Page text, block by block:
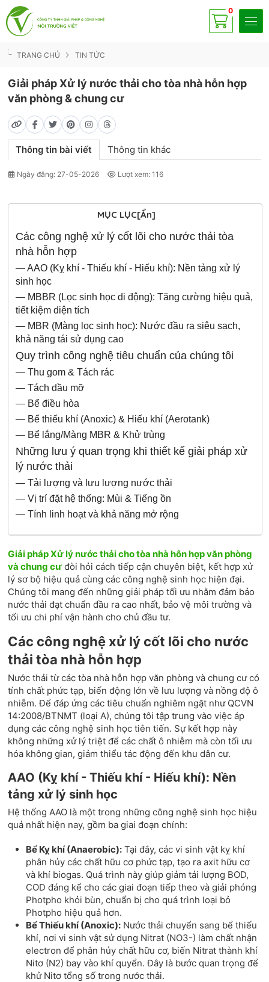
Có 0
sp
TRANG CHỦ TIN TỨC
Giải pháp Xử lý nước thải cho tòa nhà hỗn hợp
văn phòng & chung cư
Thông tin bài viết Thông tin khác
Ngày đăng: 27-05-2026 Lượt xem: 116
MỤC LỤC[Ẩn]
Các công nghệ xử lý cốt lõi cho nước thải tòa
nhà hỗn hợp
—AAO (Kỵ khí - Thiếu khí - Hiếu khí): Nền tảng xử lý
sinh học
— MBBR (Lọc sinh học di động): Tăng cường hiệu quả,
tiết kiệm diện tích
— MBR (Màng lọc sinh học): Nước đầu ra siêu sạch,
khả năng tái sử dụng cao
Quy trình công nghệ tiêu chuẩn của chúng tôi
—Thu gom & Tách rác
—Tách dầu mỡ
— Bể điều hòa
— Bể thiếu khí (Anoxic) & Hiếu khí (Aerotank)
— Bể lắng/Màng MBR & Khử trùng
Những lưu ý quan trọng khi thiết kế giải pháp xử
lý nước thải
—Tải lượng và lưu lượng nước thải
—Vị trí đặt hệ thống: Mùi & Tiếng ồn
—Tính linh hoạt và khả năng mở rộng
Giải pháp Xử lý nước thải cho tòa nhà hỗn hợp văn phòng
và chung cư đòi hỏi cách tiếp cận chuyên biệt, kết hợp xử
lý sơ bộ hiệu quả cùng các công nghệ sinh học hiện đại.
Chúng tôi mang đến những giải pháp tối ưu nhằm đảm bảo
nước thải đạt chuẩn đầu ra cao nhất, bảo vệ môi trường và
tối ưu chi phí vận hành cho chủ đầu tư.
Các công nghệ xử lý cốt lõi cho nước
thải tòa nhà hỗn hợp
Nước thải từ các tòa nhà hỗn hợp văn phòng và chung cư có
tính chất phức tạp, biến động lớn về lưu lượng và nồng độ ô
nhiễm. Để đáp ứng các tiêu chuẩn nghiêm ngặt như QCVN
14:2008/BTNMT (loại A), chúng tôi tập trung vào việc áp
dụng các công nghệ sinh học tiên tiến. Sự kết hợp này
không những xử lý triệt để các chất ô nhiễm mà còn tối ưu
hóa không gian, giảm thiểu tác động đến khu dân cư.
AAO (Kỵ khí - Thiếu khí - Hiếu khí): Nền
tảng xử lý sinh học
Hệ thống AAO là một trong những công nghệ sinh học hiệu
quả nhất hiện nay, gồm ba giai đoạn chính:
Bể Kỵ khí (Anaerobic): Tại đây, các vi sinh vật kỵ khí
phân hủy các chất hữu cơ phức tạp, tạo ra axit hữu cơ
và khí biogas. Quá trình này giúp giảm tải lượng BOD,
COD đáng kể cho các giai đoạn tiếp theo và giải phóng
Photpho khỏi bùn, chuẩn bị cho quá trình loại bỏ
Photpho hiệu quả hơn.
Bể Thiếu khí (Anoxic): Nước thải chuyển sang bể thiếu
khí, nơi vi sinh vật sử dụng Nitrat (NO3-) làm chất nhận
electron để phân hủy chất hữu cơ, biến Nitrat thành khí
Nitơ (N2) bay vào khí quyển. Đây là bước quan trọng để
khử Nitơ tổng số trong nước thải.